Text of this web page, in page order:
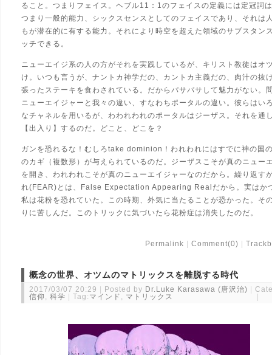
ること。つまりフェイス。ヘブル11：1のフェイスの定義には定冠詞
つまり一般的能力、シックスセンスとしてのフェイスであり、それは
もが潜在的に有する能力。それにより時空を超えた領域のサブスタン
ッチできる。
ニューエイジ系の人の方がそれを実践しているが、キリスト教徒はオ
け。いつも言うが、ナントカ神学だの、カントカ主義だの、肉汁の抜
張ったステーキを食わされている。だからパサパサして魅力がない。
ニューエイジャーと我々の違い、すなわちポータルの違い。彼らはい
なチャネルを用いるが、わわれわれのポータルはジーザス。それを通
【出入り】するのだ。どこと、どこを？
ガンを恐れるな！むしろtake dominion！われわれにはすでに神の国
のカギ（複数形）が与えられているのだ。ジーザスこそが真のニュー
を開き、われわれこそが真のニューエイジャーなのだから。繰り返す
れ(FEAR)とは、False Expectation Appearing Realだから。実はか
私は花粉を恐れていた。この時期、外気に当たることが恐かった。そ
りに苦しんだ。このトリックに気づいたら花粉症は消失したのだ。
Permalink Comment(0)
概念の世界、オツムのマトリックスを離脱する時代
2017/03/07 20:29 Posted by Dr.Luke Karasawa (唐沢治)
信仰 , 科学 Tag: マインド , マトリックス